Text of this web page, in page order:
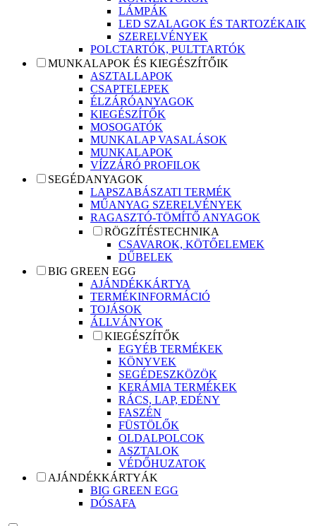
LÁMPÁK
LED SZALAGOK ÉS TARTOZÉKAIK
SZERELVÉNYEK
POLCTARTÓK, PULTTARTÓK
MUNKALAPOK ÉS KIEGÉSZÍTŐIK
ASZTALLAPOK
CSAPTELEPEK
ÉLZÁRÓANYAGOK
KIEGÉSZÍTŐK
MOSOGATÓK
MUNKALAP VASALÁSOK
MUNKALAPOK
VÍZZÁRÓ PROFILOK
SEGÉDANYAGOK
LAPSZABÁSZATI TERMÉK
MŰANYAG SZERELVÉNYEK
RAGASZTÓ-TÖMÍTŐ ANYAGOK
RÖGZÍTÉSTECHNIKA
CSAVAROK, KÖTŐELEMEK
DŰBELEK
BIG GREEN EGG
AJÁNDÉKKÁRTYA
TERMÉKINFORMÁCIÓ
TOJÁSOK
ÁLLVÁNYOK
KIEGÉSZÍTŐK
EGYÉB TERMÉKEK
KÖNYVEK
SEGÉDESZKÖZÖK
KERÁMIA TERMÉKEK
RÁCS, LAP, EDÉNY
FASZÉN
FÜSTÖLŐK
OLDALPOLCOK
ASZTALOK
VÉDŐHUZATOK
AJÁNDÉKKÁRTYÁK
BIG GREEN EGG
DÓSAFA